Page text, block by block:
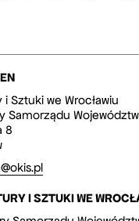
Sztuki we Wrocławiu
Samorządu
8
I SZTUKI WE